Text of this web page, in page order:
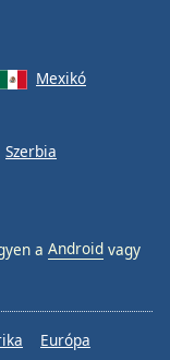
Mexikó
Szerbia
a Android vagy
Európa